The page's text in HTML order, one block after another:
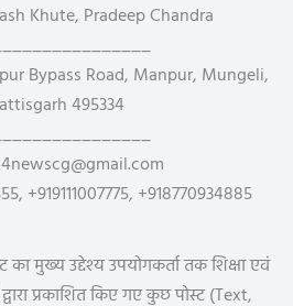
Khute, Pradeep Chandra
Bypass Road, Manpur, Mungeli,
495334
+919111007775, +918770934885
का मुख्य उद्देश्य उपयोगकर्ता तक शिक्षा एवं
प्रकाशित किए गए कुछ पोस्ट (Text,